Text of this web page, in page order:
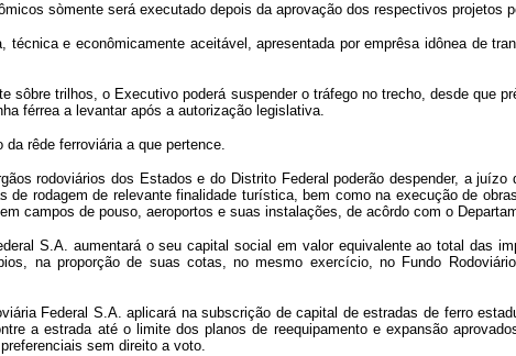
sòmente será executado depois da aprovação dos respectivos projetos
técnica e econômicamente aceitável, apresentada por emprêsa idônea de
sôbre trilhos, o Executivo poderá suspender o tráfego no trecho, desde que
férrea a levantar após a autorização legislativa.
rêde ferroviária a que pertence.
rodoviários dos Estados e do Distrito Federal poderão despender, a
rodagem de relevante finalidade turística, bem como na execução de
campos de pouso, aeroportos e suas instalações, de acôrdo com o
S.A. aumentará o seu capital social em valor equivalente ao total das
na proporção de suas cotas, no mesmo exercício, no Fundo
Federal S.A. aplicará na subscrição de capital de estradas de ferro
a estrada até o limite dos planos de reequipamento e expansão
sem direito a voto.